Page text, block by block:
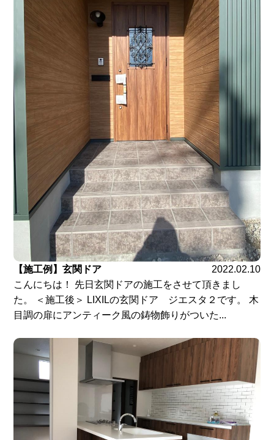
【施工例】玄関ドア
2022.02.10
こんにちは！ 先日玄関ドアの施工をさせて頂きまし
た。 ＜施工後＞ LIXILの玄関ドア ジエスタ２です。 木
目調の扉にアンティーク風の鋳物飾りがついた...